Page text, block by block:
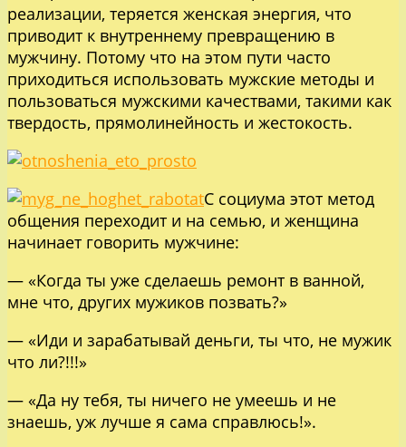
реализации, теряется женская энергия, что
приводит к внутреннему превращению в
мужчину. Потому что на этом пути часто
приходиться использовать мужские методы и
пользоваться мужскими качествами, такими как
твердость, прямолинейность и жестокость.
С социума этот метод
общения переходит и на семью, и женщина
начинает говорить мужчине:
— «Когда ты уже сделаешь ремонт в ванной,
мне что, других мужиков позвать?»
— «Иди и зарабатывай деньги, ты что, не мужик
что ли?!!!»
— «Да ну тебя, ты ничего не умеешь и не
знаешь, уж лучше я сама справлюсь!».